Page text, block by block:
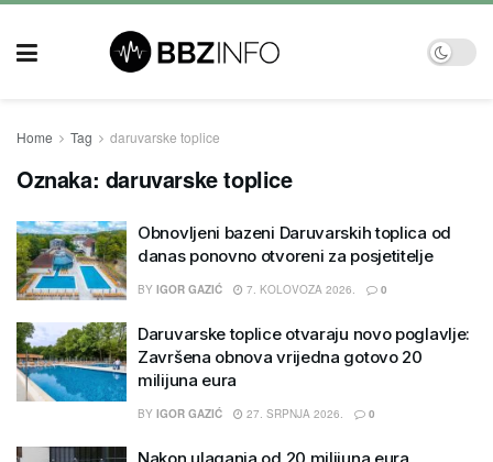
Home Tag daruvarske toplice
Oznaka: daruvarske toplice
Obnovljeni bazeni Daruvarskih toplica od
danas ponovno otvoreni za posjetitelje
BY IGOR GAZIĆ 7. KOLOVOZA 2026. 0
Daruvarske toplice otvaraju novo poglavlje:
Završena obnova vrijedna gotovo 20
milijuna eura
BY IGOR GAZIĆ 27. SRPNJA 2026. 0